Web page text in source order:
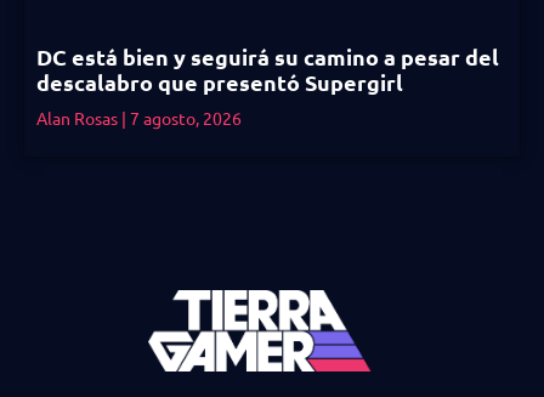
DC está bien y seguirá su camino a pesar del
descalabro que presentó Supergirl
Alan Rosas 7 agosto, 2026